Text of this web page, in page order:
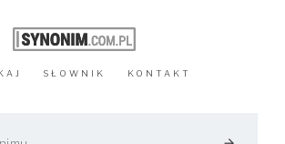
SŁOWNIK KONTAKT